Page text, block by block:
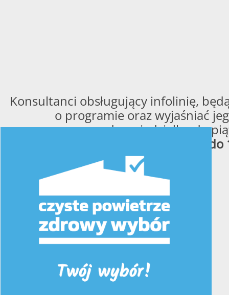
Konsultanci obsługujący infolinię,
o programie oraz wyjaśniać
od poniedziałku do
od 8:00